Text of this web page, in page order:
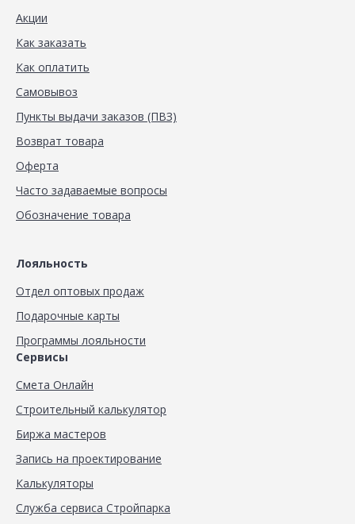
Акции
Как заказать
Как оплатить
Самовывоз
Пункты выдачи заказов (ПВЗ)
Возврат товара
Оферта
Часто задаваемые вопросы
Обозначение товара
Лояльность
Отдел оптовых продаж
Подарочные карты
Программы лояльности
Сервисы
Смета Онлайн
Строительный калькулятор
Биржа мастеров
Запись на проектирование
Калькуляторы
Служба сервиса Стройпарка